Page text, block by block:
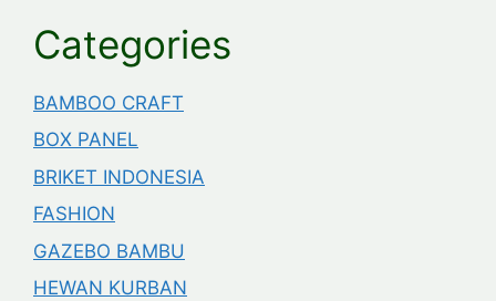
Categories
BAMBOO CRAFT
BOX PANEL
BRIKET INDONESIA
FASHION
GAZEBO BAMBU
HEWAN KURBAN